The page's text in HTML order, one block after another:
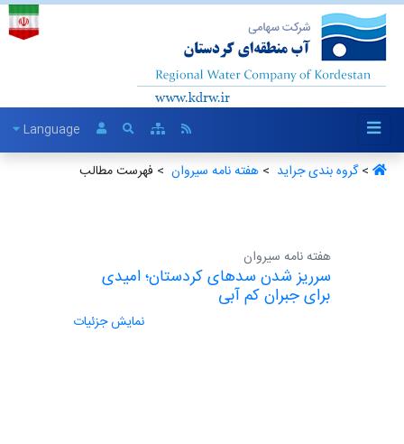
Language
>گروه بندی جراید ‏ >هفته نامه سیروان ‏ > فهرست مطالب
هفته نامه سیروان
سرریز شدن سدهای کردستان؛ امیدی
برای جبران کم آبی
نمایش جزئیات